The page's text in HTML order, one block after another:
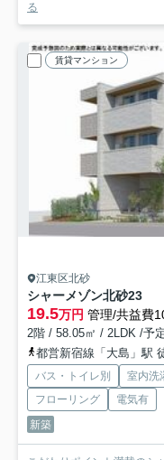
る
賃貸マンション
江東区北砂
シャーメゾン北砂23
19.5万円 管理/共益費
2階 / 58.05㎡ / 2LDK /予
都営新宿線「大島」駅
バス・トイレ別 室内洗
フローリング
電気有
新築